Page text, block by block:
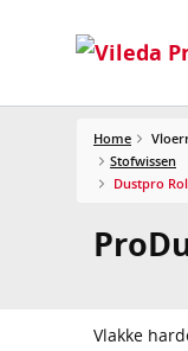
Home
Stofwissen
Dustpro
Vlakke